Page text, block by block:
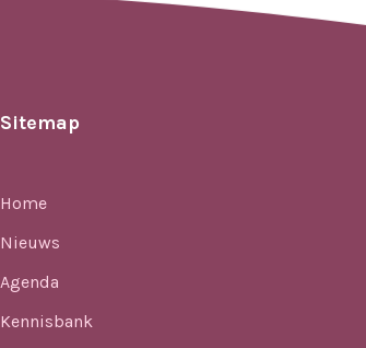
Sitemap
Home
Nieuws
Agenda
Kennisbank